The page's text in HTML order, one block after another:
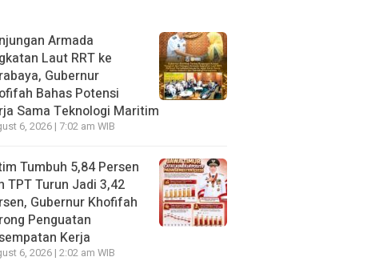
Armada
Laut RRT ke
Gubernur
Bahas Potensi
Sama Teknologi Maritim
6, 2026 | 7:02 am WIB
Tumbuh 5,84 Persen
TPT Turun Jadi 3,42
Gubernur Khofifah
Penguatan
Kerja
6, 2026 | 2:02 am WIB